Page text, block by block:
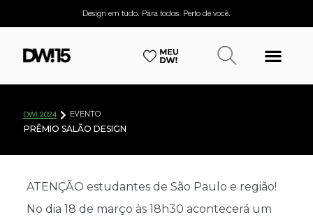
Design em tudo. Para todos. Perto de você.
DW! 2024 EVENTO
PRÊMIO SALÃO DESIGN
ATENÇÃO estudantes de São Paulo e região!
No dia 18 de março às 18h30 acontecerá um